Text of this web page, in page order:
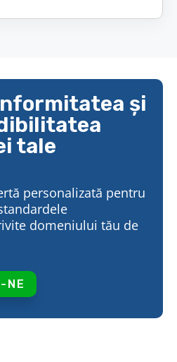
și
tale
personalizată pentru
domeniului tău de
NE